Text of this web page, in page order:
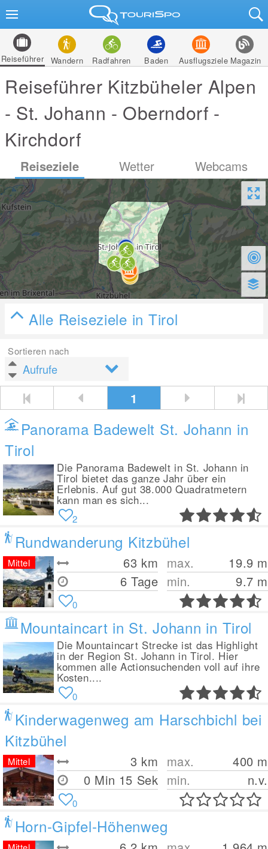
Reiseführer Wandern Radfahren Baden Ausflugsziele Magazin
Reiseführer Kitzbüheler Alpen
- St. Johann - Oberndorf -
Kirchdorf
Reiseziele Wetter Webcams
Alle Reiseziele in Tirol
Sortieren nach
1
Panorama Badewelt St. Johann in
Tirol
Die Panorama Badewelt in St. Johann in
Tirol bietet das ganze Jahr über ein
Erlebnis. Auf gut 38.000 Quadratmetern
kann man es sich...
2
Rundwanderung Kitzbühel
63 km
6 Tage
max. 19.9 m
min.
9.7 m
Mittel
0
Mountaincart in St. Johann in Tirol
Die Mountaincart Strecke ist das Highlight
in der Region St. Johann in Tirol. Hier
kommen alle Actionsuchenden voll auf ihre
Kosten....
0
Kinderwagenweg am Harschbichl bei
Kitzbühel
3 km
0 Min 15 Sek
max. 400 m
min.
n.v.
Mittel
0
Horn-Gipfel-Höhenweg